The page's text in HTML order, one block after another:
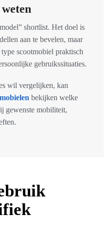
shortlist. Het doel is
aan te bevelen, maar
scootmobiel praktisch
gebruikssituaties.
wil vergelijken, kan
bekijken welke
gewenste mobiliteit,